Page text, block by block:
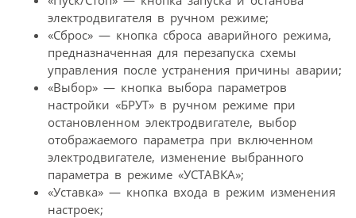
электродвигателя в ручном режиме;
«Сброс» — кнопка сброса аварийного режима,
предназначенная для перезапуска схемы
управления после устранения причины аварии;
«Выбор» — кнопка выбора параметров
настройки «БРУТ» в ручном режиме при
остановленном электродвигателе, выбор
отображаемого параметра при включенном
электродвигателе, изменение выбранного
параметра в режиме «УСТАВКА»;
«Уставка» — кнопка входа в режим изменения
настроек;